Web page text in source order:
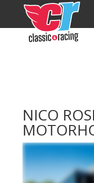
NICO